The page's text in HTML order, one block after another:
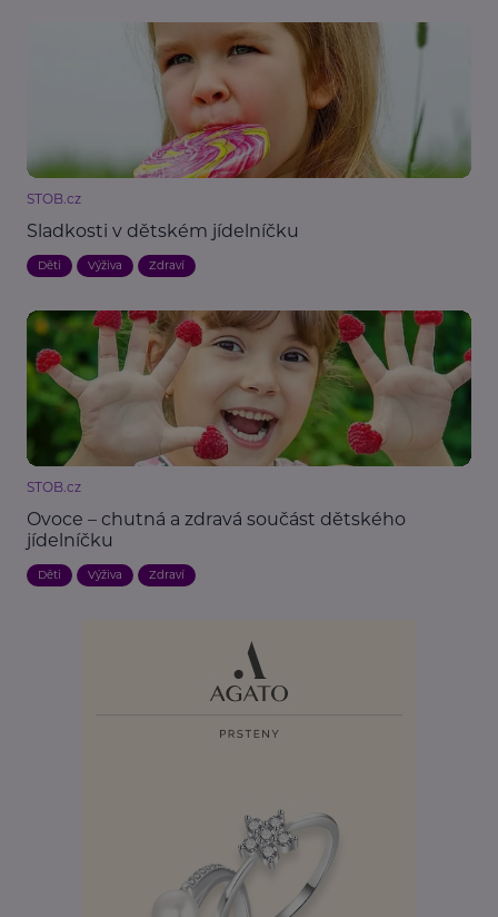
STOB.cz
Sladkosti v dětském jídelníčku
Děti Výživa Zdraví
STOB.cz
Ovoce – chutná a zdravá součást dětského
jídelníčku
Děti Výživa Zdraví